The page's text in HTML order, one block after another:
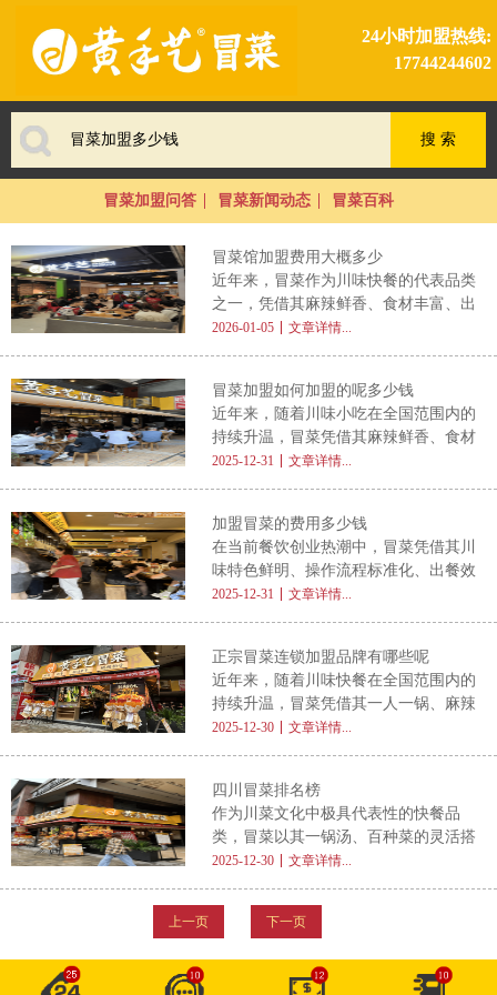
24小时加盟热线:
17744244602
冒菜加盟问答 冒菜新闻动态 冒菜百科
冒菜馆加盟费用大概多少
近年来，冒菜作为川味快餐的代表品类
之一，凭借其麻辣鲜香、食材丰富、出
餐高效、形式灵活等特点，持续受到消
的便捷需求，又可兼顾多人聚餐的社交
属性，市场潜力巨大。不少有意入局的
创业者最关心的问题是： 冒菜馆加盟
费用大概多少 ？本文将从实际投资角
度出发，全面解析冒菜馆加盟的整体成
本结构与关键考量因素。 加盟费用不
只是加盟费，而是系统性投入 很多人
2026-01-05 文章详情...
冒菜加盟如何加盟的呢多少钱
近年来，随着川味小吃在全国范围内的
持续升温，冒菜凭借其麻辣鲜香、食材
百搭、出餐高效等特点，成为众多餐饮
题： 冒菜加盟如何加盟的呢 ？多少
钱？本文将围绕这两个关键点，系统梳
理冒菜加盟的完整流程与费用构成，帮
助意向创业者清晰掌握入行路径，做出
理性决策。 一、冒菜加盟如何加盟的
呢？标准流程详解 冒菜加盟并非简单
交钱开店，而是一个环环相扣、专业协
2025-12-31 文章详情...
加盟冒菜的费用多少钱
在当前餐饮创业热潮中，冒菜凭借其川
味特色鲜明、操作流程标准化、出餐效
率高、受众广泛等优势，成为众多中小
的问题便是： 加盟冒菜的费用多少钱
？这个问题看似简单，实则涉及多个维
度的成本构成。本文将从实际出发，系
统解析加盟冒菜的整体投入结构，帮助
意向投资者做出理性判断。 一、加盟
费用并非单一数字，而是多环节投入的
总和 很多创业者误以为加盟费就是
2025-12-31 文章详情...
正宗冒菜连锁加盟品牌有哪些呢
近年来，随着川味快餐在全国范围内的
持续升温，冒菜凭借其一人一锅、麻辣
鲜香、操作便捷的特点，成为众多餐饮
时，既希望找到口味地道、工艺传统的
项目，又期待品牌具备成熟的运营体系
与长期发展潜力。然而，面对市场上琳
琅满目的加盟选项，如何辨别哪些才是
真正正宗且值得信赖的冒菜连锁品牌？
本文将从文化传承、产品标准、供应链
能力及加盟支持四大维度，为您
2025-12-30 文章详情...
四川冒菜排名榜
作为川菜文化中极具代表性的快餐品
类，冒菜以其一锅汤、百种菜的灵活搭
配和麻辣鲜香的独特风味，早已从四川
业者不断搜索 四川冒菜排名榜 的背
后，不仅是对美味的追求，更是对品
对市面上五花八门的排行榜，如何辨别
2025-12-30 文章详情...
上一页 下一页